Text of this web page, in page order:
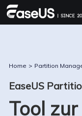
Home > Partition
EaseUS
Tool